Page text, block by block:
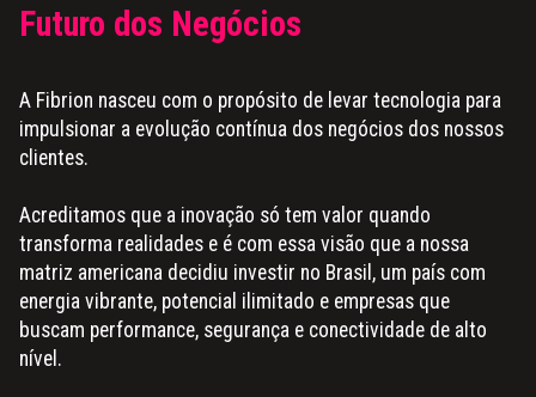
Futuro dos Negócios
A Fibrion nasceu com o propósito de levar tecnologia para
impulsionar a evolução contínua dos negócios dos nossos
clientes.
Acreditamos que a inovação só tem valor quando
transforma realidades e é com essa visão que a nossa
matriz americana decidiu investir no Brasil, um país com
energia vibrante, potencial ilimitado e empresas que
buscam performance, segurança e conectividade de alto
nível.